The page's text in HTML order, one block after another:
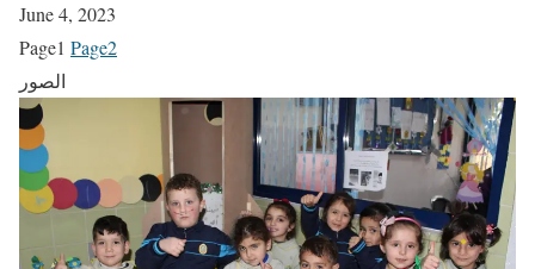
June 4, 2023
Page1 Page2
الصور